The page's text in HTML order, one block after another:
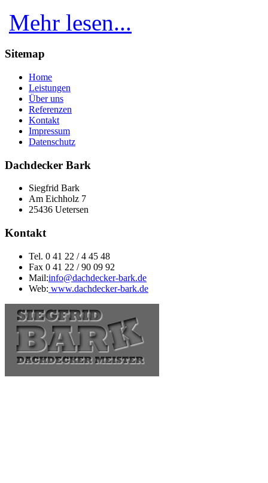
Mehr lesen...
Sitemap
Home
Leistungen
Über uns
Referenzen
Kontakt
Impressum
Datenschutz
Dachdecker Bark
Siegfrid Bark
Am Eichholz 7
25436 Uetersen
Kontakt
Tel. 0 41 22 / 4 45 48
Fax 0 41 22 / 90 09 92
Mail:info@dachdecker-bark.de
Web: www.dachdecker-bark.de